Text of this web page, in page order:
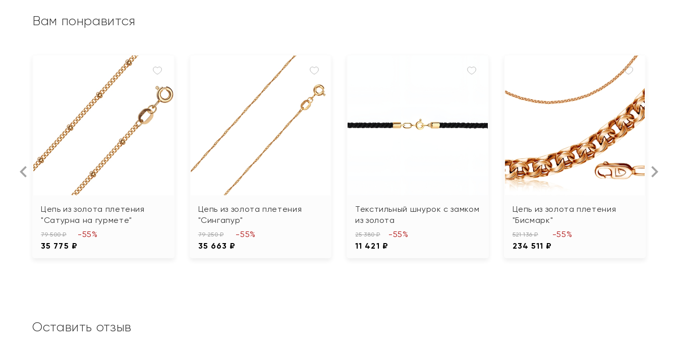
Вам понравится
Цепь из золота плетения
"Сатурна на гурмете"
79 500 ₽
35 775 ₽
-55%
Цепь из золота плетения
"Сингапур"
79 250 ₽
35 663 ₽
-55%
Текстильный шнурок с замком
из золота
25 380 ₽
11 421 ₽
-55%
Цепь из золота плетения
"Бисмарк"
521 136 ₽
234 511 ₽
-55%
Оставить отзыв